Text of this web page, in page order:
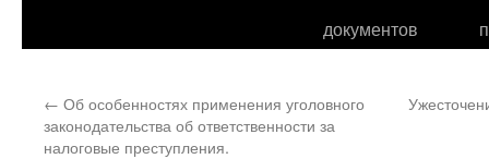
документов
← Об особенностях применения уголовного
законодательства об ответственности за
налоговые преступления.